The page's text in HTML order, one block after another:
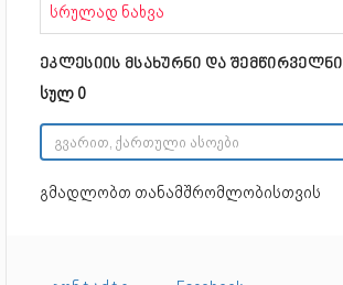
სრულად ნახვა
ეკლესიის მსახურნი და შემწირველნი
სულ 0
გმადლობთ თანამშრომლობისთვის